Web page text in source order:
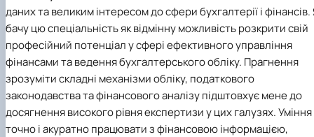
даних та великим інтересом до сфери бухгалтерії і фінансів.
бачу цю спеціальність як відмінну можливість розкрити свій
професійний потенціал у сфері ефективного управління
фінансами та ведення бухгалтерського обліку. Прагнення
зрозуміти складні механізми обліку, податкового
законодавства та фінансового аналізу підштовхує мене до
досягнення високого рівня експертизи у цих галузях. Уміння
точно і акуратно працювати з фінансовою інформацією,